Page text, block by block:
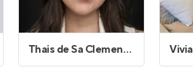
Thais de Sa Clementino